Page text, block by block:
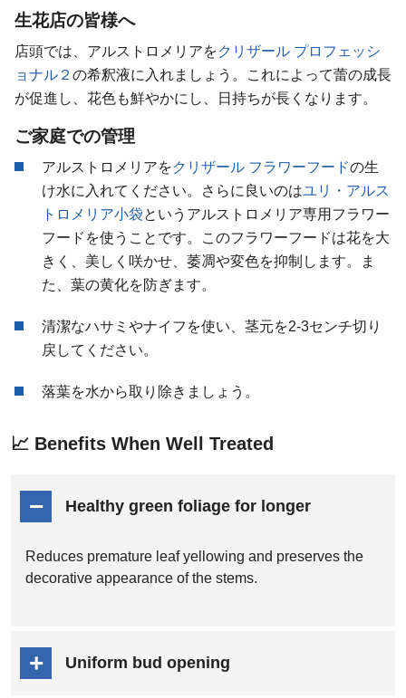
生花店の皆様へ
店頭では、アルストロメリアをクリザール プロフェッシ
ョナル２ の希釈液に入れましょう。これによって蕾の成長
が促進し、花色も鮮やかにし、日持ちが長くなります。
ご家庭での管理
アルストロメリアをクリザール フラワーフードの生
け水に入れてください。さらに良いのはユリ・アルス
トロメリア小袋というアルストロメリア専用フラワー
フードを使うことです。このフラワーフードは花を大
きく、美しく咲かせ、萎凋や変色を抑制します。ま
た、葉の黄化を防ぎます。
清潔なハサミやナイフを使い、茎元を2-3センチ切り
戻してください。
落葉を水から取り除きましょう。
📈 Benefits When Well Treated
Healthy green foliage for longer
Reduces premature leaf yellowing and preserves the
decorative appearance of the stems.
Uniform bud opening